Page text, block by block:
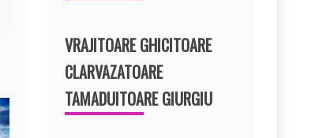
VRAJITOARE GHICITOARE
CLARVAZATOARE
TAMADUITOARE GIURGIU